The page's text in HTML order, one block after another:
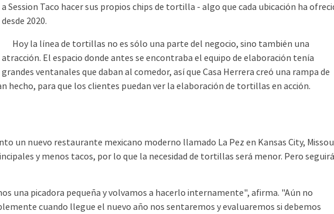
a Session Taco hacer sus propios chips de tortilla - algo que cada ubicación ha
desde 2020.
Hoy la línea de tortillas no es sólo una parte del negocio, sino también una
atracción. El espacio donde antes se encontraba el equipo de elaboración tenía
grandes ventanales que daban al comedor, así que Casa Herrera creó una rampa de
hecho, para que los clientes puedan ver la elaboración de tortillas en acción.
un nuevo restaurante mexicano moderno llamado La Pez en Kansas City,
y menos tacos, por lo que la necesidad de tortillas será menor. Pero
una picadora pequeña y volvamos a hacerlo internamente", afirma. "Aún no
cuando llegue el nuevo año nos sentaremos y evaluaremos si debemos